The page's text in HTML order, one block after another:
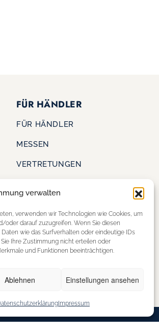
verwalten
verwenden wir Technologien wie Cookies, um
darauf zuzugreifen. Wenn Sie diesen
wie das Surfverhalten oder eindeutige IDs
Ihre Zustimmung nicht erteilen oder
und Funktionen beeinträchtigen.
Ablehnen Einstellungen ansehen
Impressum
FÜR HÄNDLER
FÜR HÄNDLER
MESSEN
VERTRETUNGEN
KONTAKT
SHOE OUTLET
STOREFINDER